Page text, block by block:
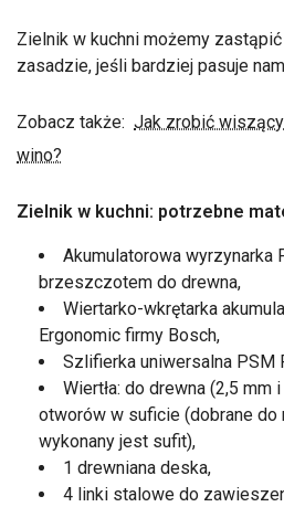
Zielnik w kuchni możemy
zasadzie, jeśli bardziej pasuje
Zobacz także: Jak zrobić
wino?
Zielnik w kuchni: potrzebne
Akumulatorowa wyrzynarka
brzeszczotem do drewna,
Wiertarko-wkrętarka
Ergonomic firmy Bosch,
Szlifierka uniwersalna PSM
Wiertła: do drewna (2,5
otworów w suficie (dobrane do
wykonany jest sufit),
1 drewniana deska,
4 linki stalowe do